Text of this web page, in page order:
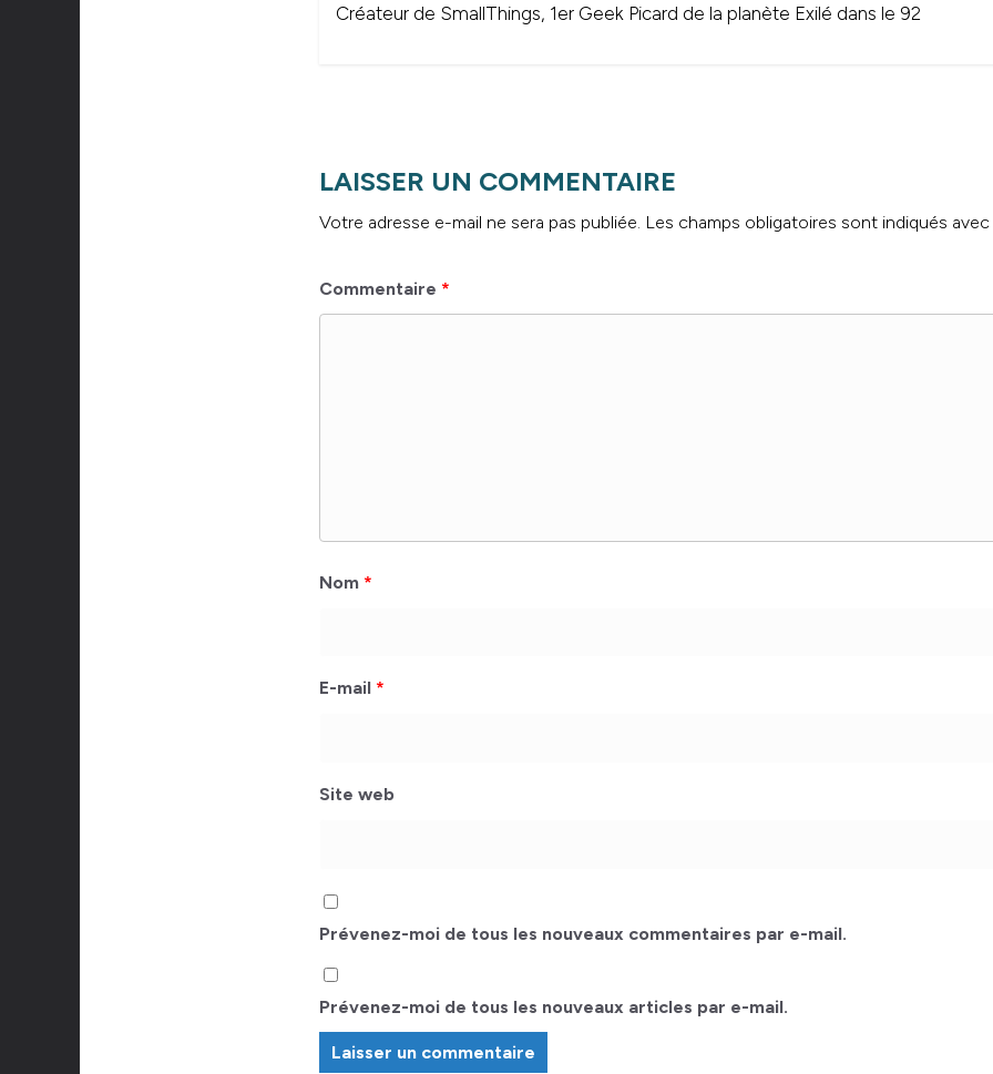
Créateur de SmallThings, 1er Geek Picard de la planète Exilé dans le 92
LAISSER UN COMMENTAIRE
Votre adresse e-mail ne sera pas publiée. Les champs obligatoires sont indiqués avec
Commentaire *
Nom *
E-mail *
Site web
Prévenez-moi de tous les nouveaux commentaires par e-mail.
Prévenez-moi de tous les nouveaux articles par e-mail.